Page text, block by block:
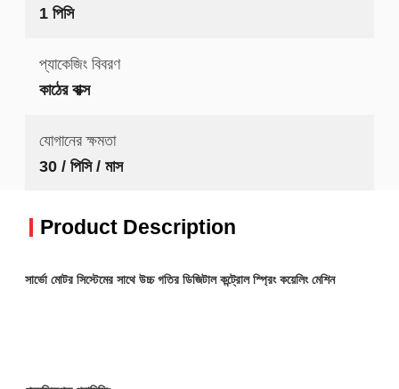
1 পিসি
প্যাকেজিং বিবরণ
কাঠের বাক্স
যোগানের ক্ষমতা
30 / পিসি / মাস
Product Description
সার্ভো মোটর সিস্টেমের সাথে উচ্চ গতির ডিজিটাল কন্ট্রোল স্প্রিং কয়েলিং মেশিন